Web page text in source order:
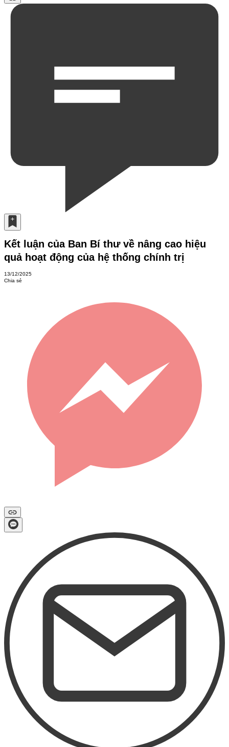
Kết luận của Ban Bí thư về nâng cao hiệu
quả hoạt động của hệ thống chính trị
13/12/2025
Chia sẻ